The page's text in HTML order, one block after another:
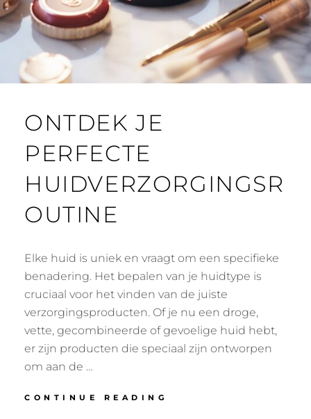
ONTDEK JE
PERFECTE
HUIDVERZORGINGSR
OUTINE
Elke huid is uniek en vraagt om een specifieke
benadering. Het bepalen van je huidtype is
cruciaal voor het vinden van de juiste
verzorgingsproducten. Of je nu een droge,
vette, gecombineerde of gevoelige huid hebt,
er zijn producten die speciaal zijn ontworpen
om aan de …
CONTINUE READING